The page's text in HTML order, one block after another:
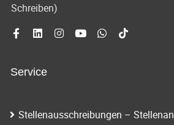
Schreiben)
Service
Stellenausschreibungen –